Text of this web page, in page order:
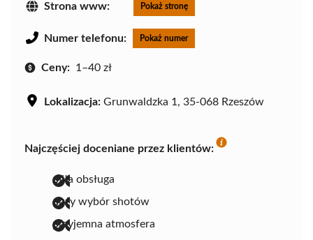
Strona www: Pokaż stronę
Numer telefonu: Pokaż numer
Ceny: 1–40 zł
Lokalizacja: Grunwaldzka 1, 35-068 Rzeszów
Najczęściej doceniane przez klientów:
miła obsługa
duży wybór shotów
przyjemna atmosfera